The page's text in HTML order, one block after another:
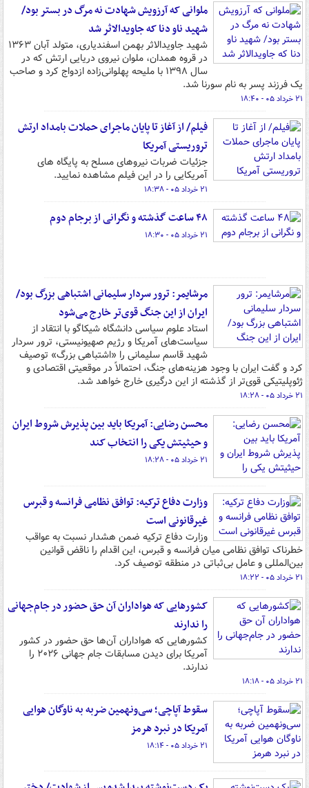
ملوانی که آرزویش شهادت نه مرگ در بستر بود/
شهید ناو دنا که جاویدالاثر شد
شهید جاویدالاثر بهمن اسفندیاری، متولد آبان ۱۳۶۳
در قروه همدان، ملوان نیروی دریایی ارتش که در
سال ۱۳۹۸ با ملیحه پهلوانی‌زاده ازدواج کرد و صاحب
یک فرزند پسر به نام سورنا شد.
۲۱ خرداد ۰۵ - ۱۸:۴۰
فیلم/ از آغاز تا پایان ماجرای حملات بامداد ارتش
تروریستی آمریکا
جزئیات ضربات نیروهای مسلح به پایگاه های
آمریکایی را در این فیلم مشاهده نمایید.
۲۱ خرداد ۰۵ - ۱۸:۳۸
۴۸ ساعت گذشته و نگرانی از برجام دوم
۲۱ خرداد ۰۵ - ۱۸:۳۰
مرشایمر: ترور سردار سلیمانی اشتباهی بزرگ بود/
ایران از این جنگ قوی‌تر خارج می‌شود
استاد علوم سیاسی دانشگاه شیکاگو با انتقاد از
سیاست‌های آمریکا و رژیم صهیونیستی، ترور سردار
شهید قاسم سلیمانی را «اشتباهی بزرگ» توصیف
کرد و گفت ایران با وجود هزینه‌های جنگ، احتمالاً در موقعیتی اقتصادی و
ژئوپلیتیکی قوی‌تر از گذشته از این درگیری خارج خواهد شد.
۲۱ خرداد ۰۵ - ۱۸:۲۸
محسن رضایی: آمریکا باید بین پذیرش شروط ایران
و حیثیتش یکی را انتخاب کند
۲۱ خرداد ۰۵ - ۱۸:۲۸
وزارت دفاع ترکیه: توافق نظامی فرانسه و قبرس
غیرقانونی است
وزارت دفاع ترکیه ضمن هشدار نسبت به عواقب
خطرناک توافق نظامی میان فرانسه و قبرس، این اقدام را ناقض قوانین
بین‌المللی و عامل بی‌ثباتی در منطقه توصیف کرد.
۲۱ خرداد ۰۵ - ۱۸:۲۲
کشورهایی که هواداران آن حق حضور در جام‌جهانی
را ندارند
کشورهایی که هواداران آن‌ها حق حضور در کشور
آمریکا برای دیدن مسابقات جام‌ جهانی ۲۰۲۶ را
ندارند.
۲۱ خرداد ۰۵ - ۱۸:۱۸
سقوط آپاچی؛ سی‌ونهمین ضربه به ناوگان هوایی
آمریکا در نبرد هرمز
۲۱ خرداد ۰۵ - ۱۸:۱۴